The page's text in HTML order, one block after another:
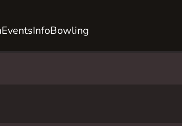
EventsInfoBowling